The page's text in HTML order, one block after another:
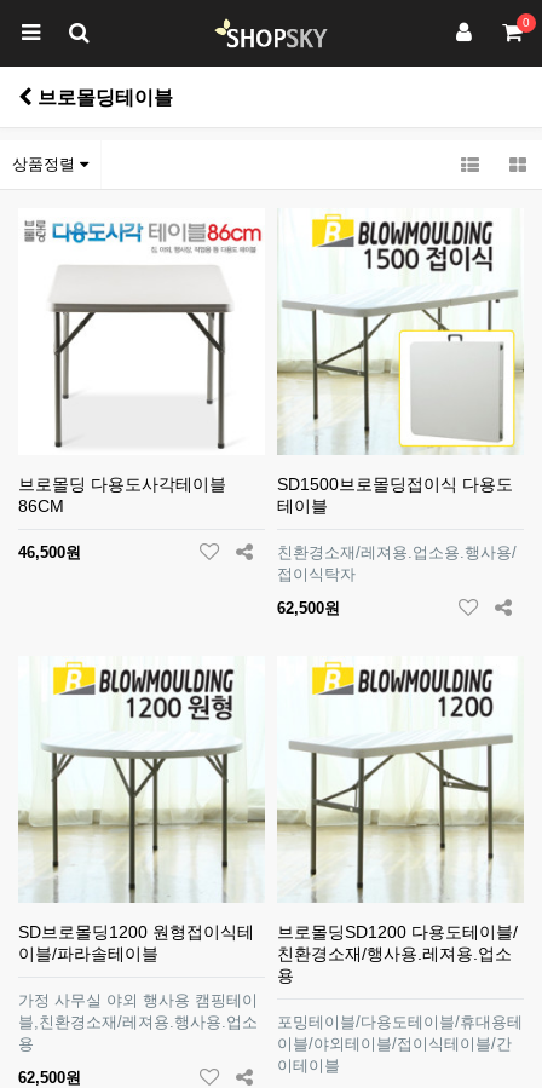
0
브로몰딩테이블
상품정렬
브로몰딩 다용도사각테이블
86CM
46,500원
SD1500브로몰딩접이식 다용도
테이블
친환경소재/레져용.업소용.행사용/
접이식탁자
62,500원
SD브로몰딩1200 원형접이식테
이블/파라솔테이블
가정 사무실 야외 행사용 캠핑테이
블,친환경소재/레져용.행사용.업소
용
62,500원
브로몰딩SD1200 다용도테이블/
친환경소재/행사용.레져용.업소
용
포밍테이블/다용도테이블/휴대용테
이블/야외테이블/접이식테이블/간
이테이블